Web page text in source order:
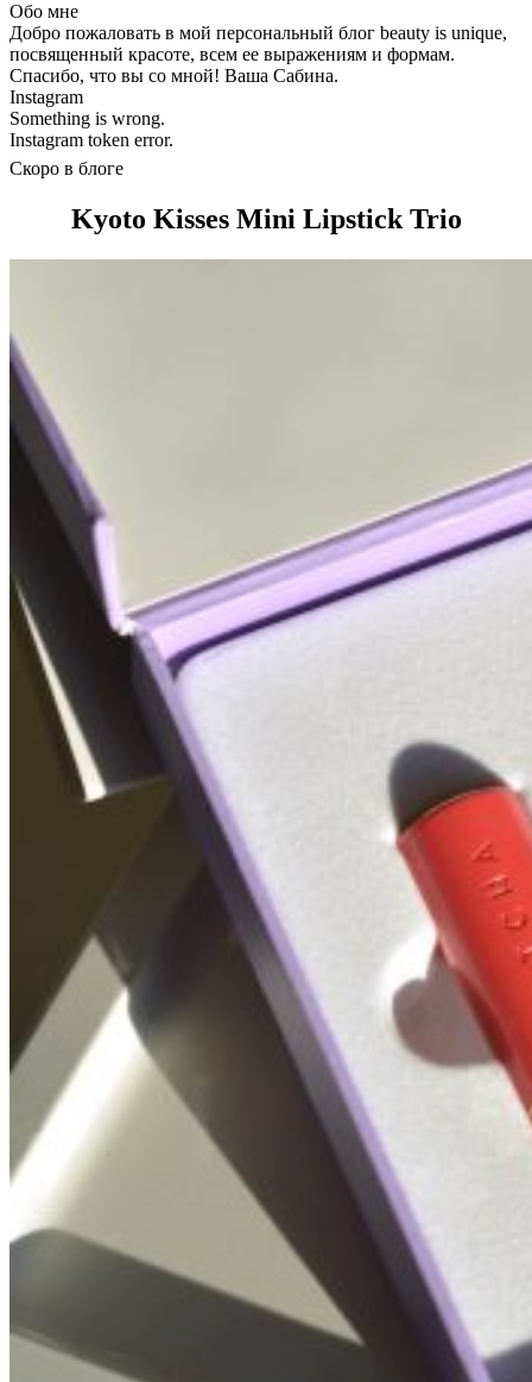
Обо мне
Добро пожаловать в мой персональный блог beauty is unique,
посвященный красоте, всем ее выражениям и формам.
Спасибо, что вы со мной! Ваша Сабина.
Instagram
Something is wrong.
Instagram token error.
Скоро в блоге
Kyoto Kisses Mini Lipstick Trio